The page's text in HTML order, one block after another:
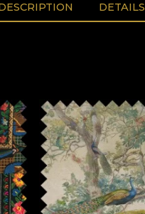
DETAILS